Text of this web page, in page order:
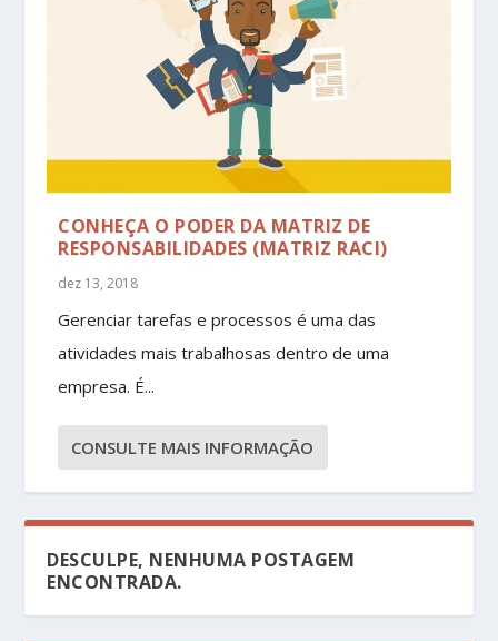
CONHEÇA O PODER DA MATRIZ DE
RESPONSABILIDADES (MATRIZ RACI)
dez 13, 2018
Gerenciar tarefas e processos é uma das
atividades mais trabalhosas dentro de uma
empresa. É...
CONSULTE MAIS INFORMAÇÃO
DESCULPE, NENHUMA POSTAGEM
ENCONTRADA.